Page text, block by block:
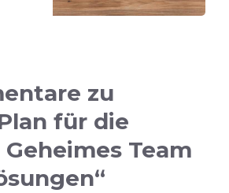
zu
für die
Team